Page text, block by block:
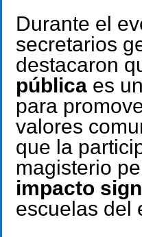
Durante el
secretarios
destacaron
pública es
para
valores
que la
magisterio
impacto
escuelas del